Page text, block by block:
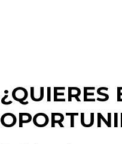
¿QUIERES